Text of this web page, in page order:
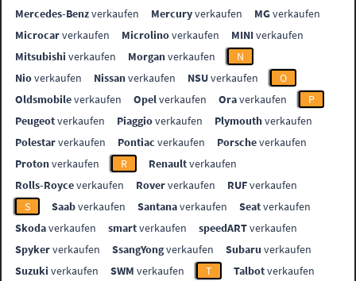
Mercedes-Benzverkaufen Mercuryverkaufen MGverkaufen
Microcarverkaufen Microlinoverkaufen MINIverkaufen
Mitsubishi verkaufen Morganverkaufen
N
Nioverkaufen Nissanverkaufen NSUverkaufen
O
Oldsmobileverkaufen Opelverkaufen Oraverkaufen
P
Peugeotverkaufen Piaggioverkaufen Plymouthverkaufen
Polestarverkaufen Pontiac verkaufen Porscheverkaufen
Protonverkaufen R Renaultverkaufen
Rolls-Royceverkaufen Roververkaufen RUFverkaufen
S
Saabverkaufen Santanaverkaufen Seatverkaufen
Skodaverkaufen smartverkaufen speedARTverkaufen
Spykerverkaufen SsangYongverkaufen Subaru verkaufen
Suzuki verkaufen SWM verkaufen T Talbotverkaufen